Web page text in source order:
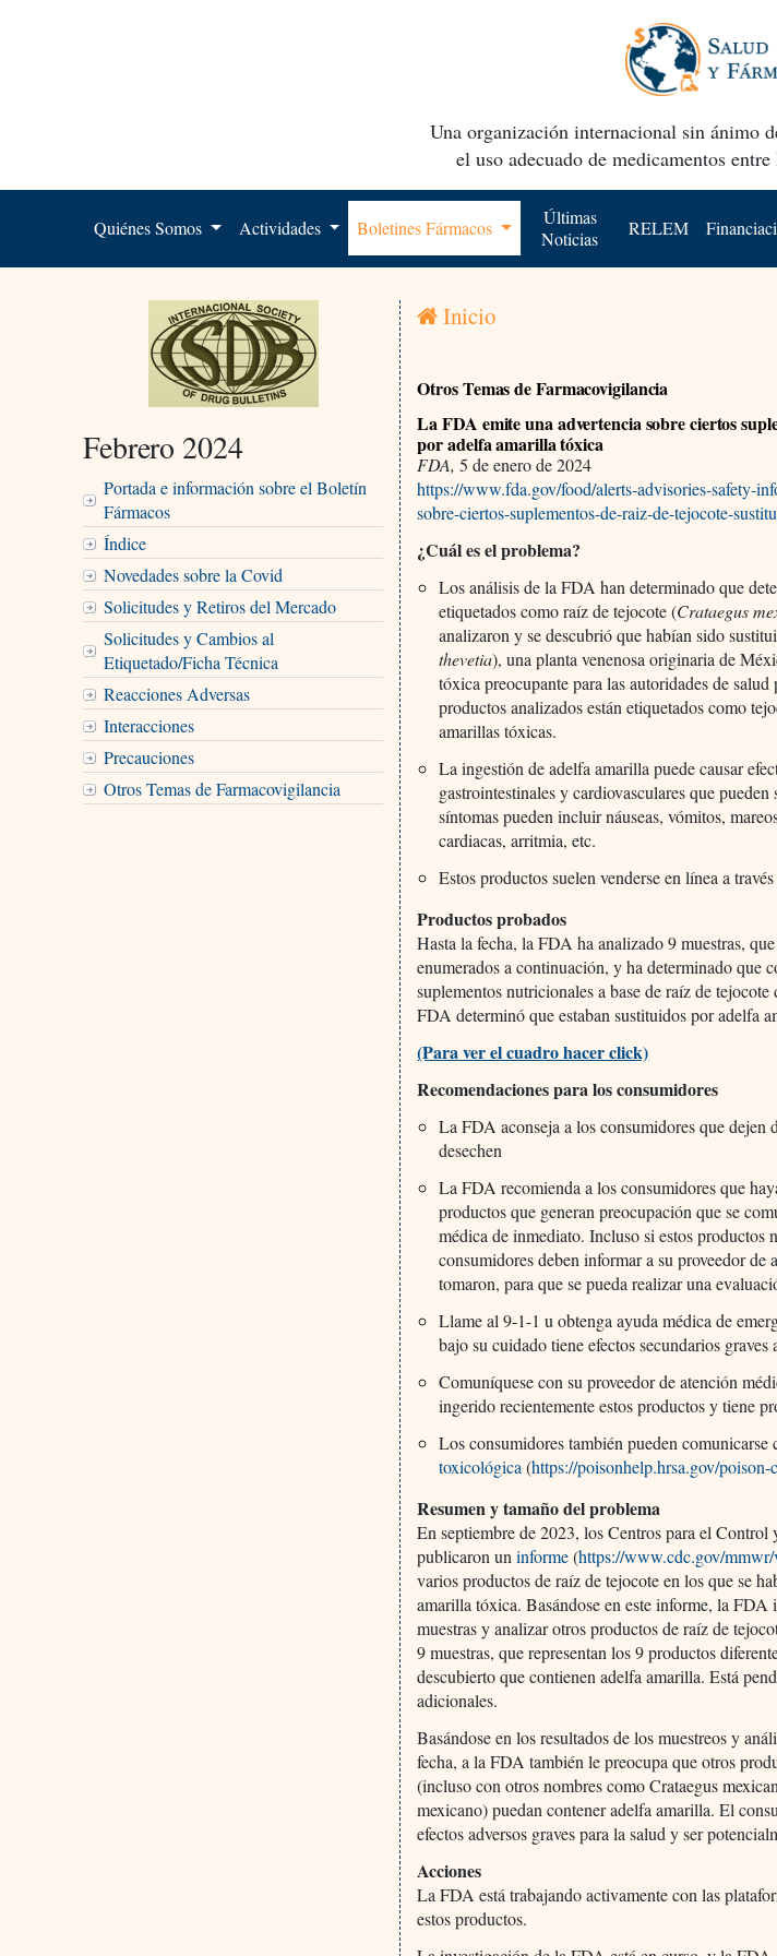
Una organización internacional sin ánimo
el uso adecuado de medicamentos
Quiénes Somos Actividades Boletines Fármacos
Últimas
Noticias
RELEM
Febrero 2024
Portada e información sobre el Boletín
Fármacos
Índice
Novedades sobre la Covid
Solicitudes y Retiros del Mercado
Solicitudes y Cambios al
Etiquetado/Ficha Técnica
Reacciones Adversas
Interacciones
Precauciones
Otros Temas de Farmacovigilancia
Inicio
Otros Temas de Farmacovigilancia
La FDA emite una advertencia sobre ciertos
por adelfa amarilla tóxica
FDA, 5 de enero de 2024
https://www.fda.gov/food/alerts-advisories-safety-
sobre-ciertos-suplementos-de-raiz-de-tejocote-
¿Cuál es el problema?
Los análisis de la FDA han determinado que
etiquetados como raíz de tejocote (Crataegus
analizaron y se descubrió que habían sido
thevetia), una planta venenosa originaria de
tóxica preocupante para las autoridades de
productos analizados están etiquetados como
amarillas tóxicas.
La ingestión de adelfa amarilla puede causar
gastrointestinales y cardiovasculares que
síntomas pueden incluir náuseas, vómitos,
cardiacas, arritmia, etc.
Estos productos suelen venderse en línea a
Productos probados
Hasta la fecha, la FDA ha analizado 9 muestras,
enumerados a continuación, y ha determinado que
suplementos nutricionales a base de raíz de
FDA determinó que estaban sustituidos por adelfa
(Para ver el cuadro hacer click)
Recomendaciones para los consumidores
La FDA aconseja a los consumidores que dejen
desechen
La FDA recomienda a los consumidores que
productos que generan preocupación que se
médica de inmediato. Incluso si estos productos
consumidores deben informar a su proveedor
tomaron, para que se pueda realizar una
Llame al 9-1-1 u obtenga ayuda médica de
bajo su cuidado tiene efectos secundarios graves
Comuníquese con su proveedor de atención
ingerido recientemente estos productos y tiene
Los consumidores también pueden
toxicológica(https://poisonhelp.hrsa.gov/
Resumen y tamaño del problema
En septiembre de 2023, los Centros para el Control
publicaron uninforme(https://www.cdc.gov/
varios productos de raíz de tejocote en los que se
amarilla tóxica. Basándose en este informe, la
muestras y analizar otros productos de raíz de
9 muestras, que representan los 9 productos
descubierto que contienen adelfa amarilla. Está
adicionales.
Basándose en los resultados de los muestreos y
fecha, a la FDA también le preocupa que otros
(incluso con otros nombres como Crataegus
mexicano) puedan contener adelfa amarilla. El
efectos adversos graves para la salud y ser
Acciones
La FDA está trabajando activamente con las
estos productos.